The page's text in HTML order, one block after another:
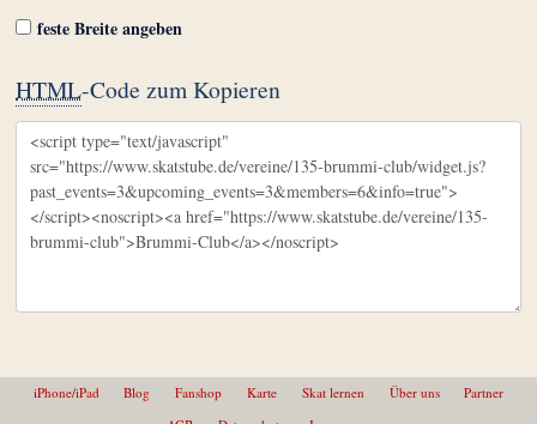
feste Breite angeben
HTML-Code zum Kopieren
iPhone/iPad Blog Fanshop Karte Skat lernen Über uns
Partner